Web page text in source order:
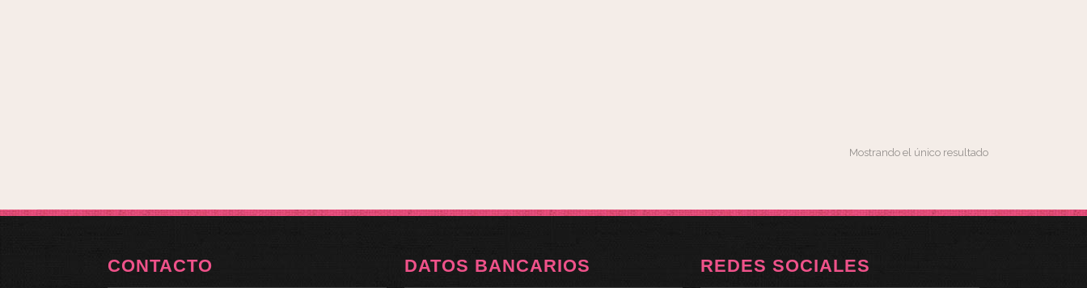
Mostrando el único resultado
CONTACTO DATOS BANCARIOS REDES SOCIALES